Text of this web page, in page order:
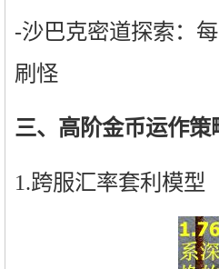
-沙巴克密道探索：
刷怪
三、高阶金币运作策
1.跨服汇率套利模型